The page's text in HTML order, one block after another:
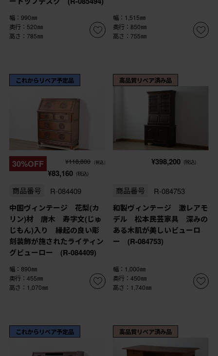
幅：990㎜
奥行：520㎜
高さ：785㎜
幅：1,515㎜
奥行：850㎜
高さ：755㎜
これからリペア予定品
30%OFF ¥118,800 (税込)
¥83,160 (税込)
商品番号 R-084409
中国ヴィンテージ 花梨(カ
リン)材 唐木 寿字文(じゅ
じもん)入り 縁起の良い彫
刻装飾が施されたライティン
グビューロー (R-084409)
幅：890㎜
奥行：455㎜
高さ：1,070㎜
高品質リペア済み品
¥398,200 (税込)
商品番号 R-084753
和製ヴィンテージ 激レアモ
デル 松本民芸家具 深みの
ある木肌が美しいビューロ
ー (R-084753)
幅：1,000㎜
奥行：450㎜
高さ：1,740㎜
これからリペア予定品 高品質リペア済み品